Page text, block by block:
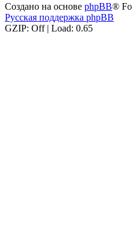
Создано на основе phpBB®
Русская поддержка phpBB
GZIP: Off | Load: 0.65